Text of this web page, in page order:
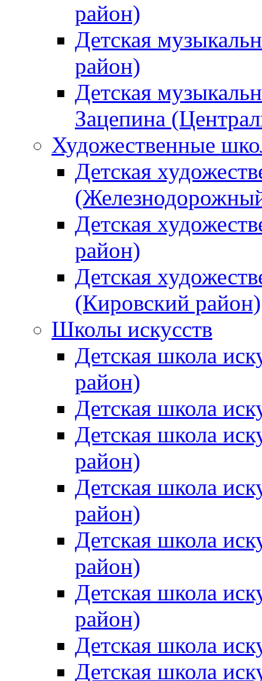
район)
Детская
район)
Детская
Зацепина
Художественные
Детская
Детская
район)
Детская
(Кировский район)
Школы искусств
Детская школа
район)
Детская школа
Детская школа
район)
Детская школа
район)
Детская школа
район)
Детская школа
район)
Детская школа
Детская школа